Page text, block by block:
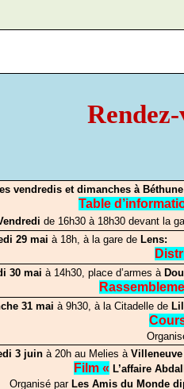
vendredis et dimanches à
Table
de 16h30 à 18h30 devant la
29 maià 18h, à la gare de Lens:
30 maià 14h30, place d’armes à
31 maià 9h30, à la Citadelle de
3 juinà 20h au Melies àVilleneuve
Film « L’affaire
Organisé parLes Amis du Monde